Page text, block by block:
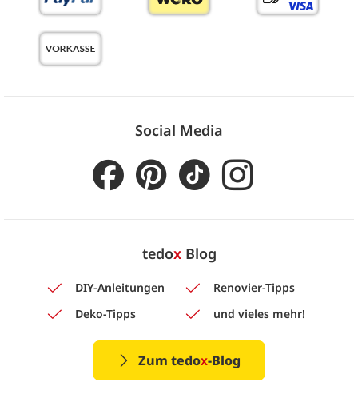
Social Media
tedoxBlog
DIY-Anleitungen
Renovier-Tipps
Deko-Tipps
und vieles mehr!
Zum tedox-Blog